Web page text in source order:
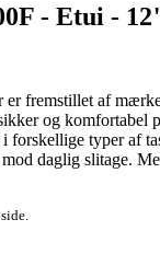
- Etui -
fremstillet af
og komfortabel
typer af
daglig slitage.